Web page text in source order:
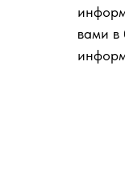
вами в